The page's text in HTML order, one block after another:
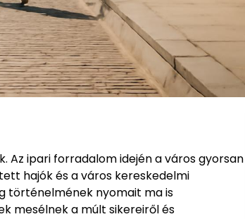
Az ipari forradalom idején a város gyorsan
hajók és a város kereskedelmi
történelmének nyomait ma is
mesélnek a múlt sikereiről és